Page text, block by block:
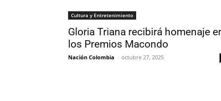
Cultura y Entretenimiento
Gloria Triana recibirá homenaje
los Premios Macondo
Nación Colombia - octubre 27, 2025